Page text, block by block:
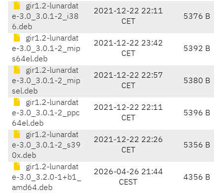
gir1.2-lunardat
e-3.0_3.0.1-2_i38
6.deb
2021-12-22 22:11
CET
5376 B
gir1.2-lunardat
e-3.0_3.0.1-2_mip
s64el.deb
2021-12-22 23:42
CET
5392 B
gir1.2-lunardat
e-3.0_3.0.1-2_mip
sel.deb
2021-12-22 22:57
CET
5380 B
gir1.2-lunardat
e-3.0_3.0.1-2_ppc
64el.deb
2021-12-22 22:11
CET
5396 B
gir1.2-lunardat
e-3.0_3.0.1-2_s39
0x.deb
2021-12-22 22:26
CET
5356 B
gir1.2-lunardat
e-3.0_3.2.0-1+b1_
amd64.deb
2026-04-26 21:44
CEST
4356 B